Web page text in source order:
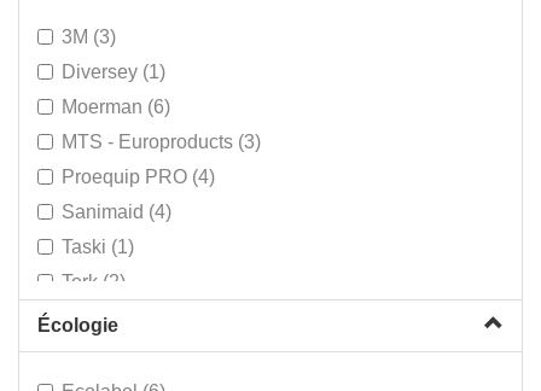
Eponges (12)
Eponges récurantes & Pads (23)
Escabelles ménagères (3)
Essuie cuisine (6)
Garnitures WC (17)
Laine d'acier (9)
Lavettes - Peaux (22)
Manches & Supports - Food (1)
Manches (20)
Microfibres (81)
Pinceaux + Spatules (2)
3M (3)
Diversey (1)
Moerman (6)
MTS - Europroducts (3)
Proequip PRO (4)
Sanimaid (4)
Taski (1)
Tork (2)
TTS (101)
Unger (1)
Écologie